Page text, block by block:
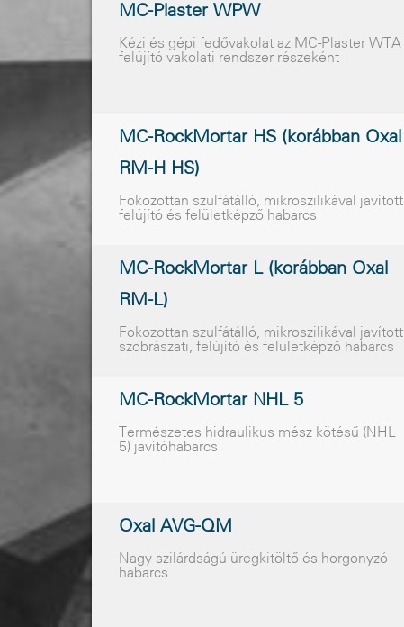
MC-Plaster WPW
Kézi és gépi fedővakolat az MC-Plaster WTA
felújító vakolati rendszer részeként
MC-RockMortar HS (korábban Oxal
RM-H HS)
Fokozottan szulfátálló, mikroszilikával javított
felújító és felületképzõ habarcs
MC-RockMortar L (korábban Oxal
RM-L)
Fokozottan szulfátálló, mikroszilikával javított
szobrászati, felújító és felületképzõ habarcs
MC-RockMortar NHL 5
Természetes hidraulikus mész kötésű (NHL
5) javítóhabarcs
Oxal AVG-QM
Nagy szilárdságú üregkitöltő és horgonyzó
habarcs